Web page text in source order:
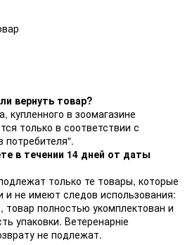
вернуть товар?
купленного в зоомагазине
только в соответствии с
потребителя".
в течении 14 дней от даты
только те товары, которые
и не имеют следов использования:
полностью укомплектован и
упаковки. Ветеренарніе
не подлежат.